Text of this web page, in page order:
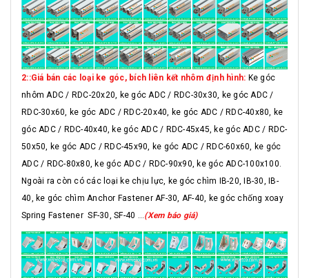
2::Giá bán các loại ke góc, bích liên kết nhôm định hình: Ke góc
nhôm ADC / RDC-20x20, ke góc ADC / RDC-30x30, ke góc ADC /
RDC-30x60, ke góc ADC / RDC-20x40, ke góc ADC / RDC-40x80, ke
góc ADC / RDC-40x40, ke góc ADC / RDC-45x45, ke góc ADC / RDC-
50x50, ke góc ADC / RDC-45x90, ke góc ADC / RDC-60x60, ke góc
ADC / RDC-80x80, ke góc ADC / RDC-90x90, ke góc ADC-100x100.
Ngoài ra còn có các loại ke chịu lực, ke góc chìm IB-20, IB-30, IB-
40, ke góc chìm Anchor Fastener AF-30, AF-40, ke góc chống xoay
Spring Fastener SF-30, SF-40 ...(Xem báo giá)